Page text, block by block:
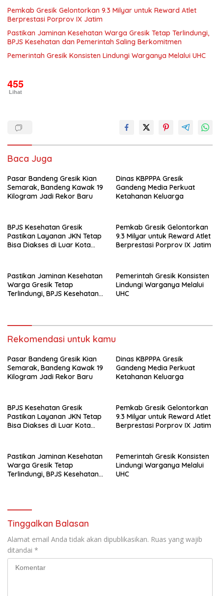
Pemkab Gresik Gelontorkan 9.3 Milyar untuk Reward Atlet
Berprestasi Porprov IX Jatim
Pastikan Jaminan Kesehatan Warga Gresik Tetap Terlindungi,
BPJS Kesehatan dan Pemerintah Saling Berkomitmen
Pemerintah Gresik Konsisten Lindungi Warganya Melalui UHC
455
Lihat
Baca Juga
Pasar Bandeng Gresik Kian
Semarak, Bandeng Kawak 19
Kilogram Jadi Rekor Baru
Dinas KBPPPA Gresik
Gandeng Media Perkuat
Ketahanan Keluarga
BPJS Kesehatan Gresik
Pastikan Layanan JKN Tetap
Bisa Diakses di Luar Kota
Pemkab Gresik Gelontorkan
9.3 Milyar untuk Reward Atlet
Berprestasi Porprov IX Jatim
Pastikan Jaminan Kesehatan
Warga Gresik Tetap
Terlindungi, BPJS Kesehatan
Pemerintah Gresik Konsisten
Lindungi Warganya Melalui
UHC
Rekomendasi untuk kamu
Pasar Bandeng Gresik Kian
Semarak, Bandeng Kawak 19
Kilogram Jadi Rekor Baru
Dinas KBPPPA Gresik
Gandeng Media Perkuat
Ketahanan Keluarga
BPJS Kesehatan Gresik
Pastikan Layanan JKN Tetap
Bisa Diakses di Luar Kota
Pemkab Gresik Gelontorkan
9.3 Milyar untuk Reward Atlet
Berprestasi Porprov IX Jatim
Pastikan Jaminan Kesehatan
Warga Gresik Tetap
Terlindungi, BPJS Kesehatan
Pemerintah Gresik Konsisten
Lindungi Warganya Melalui
UHC
Tinggalkan Balasan
Alamat email Anda tidak akan dipublikasikan. Ruas yang wajib
ditandai *